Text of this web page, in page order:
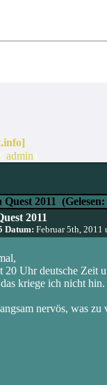
admin
2011
2011
Datum: Februar 5th, 2011
20 Uhr deutsche Zeit
kriege ich nicht hin.
nervös, was